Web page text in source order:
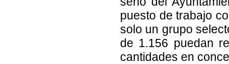
puesto de trabajo
solo un grupo
de 1.156 puedan
cantidades en